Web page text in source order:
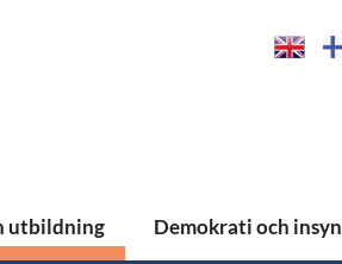
utbildning Demokrati och insyn